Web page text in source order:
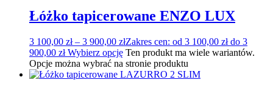
Łóżko tapicerowane ENZO LUX
3 100,00 zł – 3 900,00 złZakres cen: od 3 100,00 zł do 3
900,00 zł Wybierz opcję Ten produkt ma wiele wariantów.
Opcje można wybrać na stronie produktu